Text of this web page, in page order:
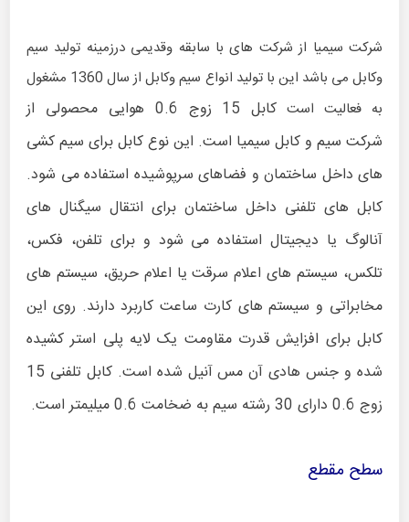
شرکت سیمیا از شرکت های با سابقه وقدیمی درزمینه تولید سیم
وکابل می باشد این با تولید انواع سیم وکابل از سال 1360 مشغول
به فعالیت است
کابل 15 زوج 0.6 هوایی محصولی از
شرکت سیم و کابل سیمیا است. این نوع کابل برای سیم کشی
های داخل ساختمان و فضاهای سرپوشیده استفاده می شود.
کابل های تلفنی داخل ساختمان برای انتقال سیگنال های
آنالوگ یا دیجیتال استفاده می شود و برای تلفن، فکس،
تلکس، سیستم های اعلام سرقت یا اعلام حریق، سیستم های
مخابراتی و سیستم های کارت ساعت کاربرد دارند. روی این
کابل برای افزایش قدرت مقاومت یک لایه پلی استر کشیده
شده و جنس هادی آن مس آنیل شده است. کابل تلفنی 15
زوج 0.6 دارای 30 رشته سیم به ضخامت 0.6 میلیمتر است.
سطح مقطع